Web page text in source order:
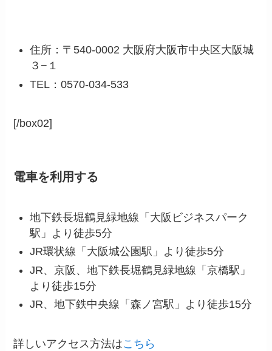
住所：〒540-0002 大阪府大阪市中央区大阪城
３−１
TEL：0570-034-533
[/box02]
電車を利用する
地下鉄長堀鶴見緑地線「大阪ビジネスパーク
駅」より徒歩5分
JR環状線「大阪城公園駅」より徒歩5分
JR、京阪、地下鉄長堀鶴見緑地線「京橋駅」
より徒歩15分
JR、地下鉄中央線「森ノ宮駅」より徒歩15分
詳しいアクセス方法はこちら